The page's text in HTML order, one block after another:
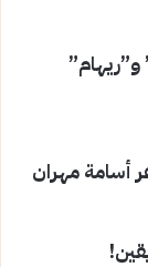
أسامة مهران